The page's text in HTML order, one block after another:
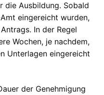
die Ausbildung. Sobald
eingereicht wurden,
In der Regel
Wochen, je nachdem,
Unterlagen eingereicht
der Genehmigung